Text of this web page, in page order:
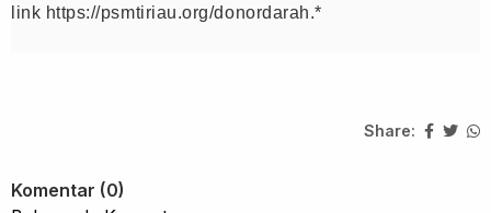
link https://psmtiriau.org/donordarah.*
Share:
Komentar (0)